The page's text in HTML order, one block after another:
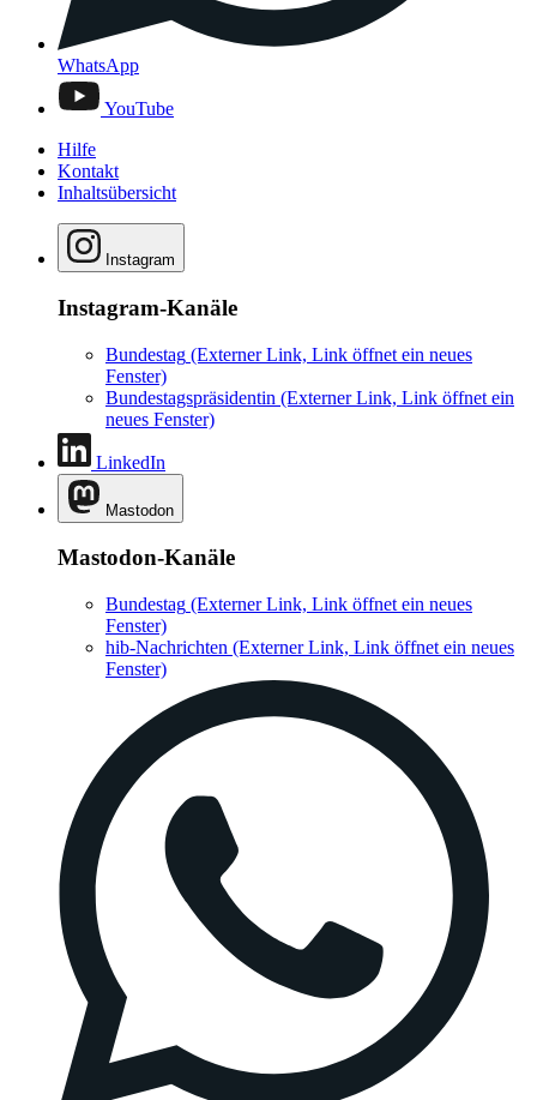
WhatsApp
YouTube
Hilfe
Kontakt
Inhaltsübersicht
Instagram
Instagram-Kanäle
Bundestag (Externer Link, Link öffnet ein neues
Fenster)
Bundestagspräsidentin (Externer Link, Link öffnet ein
neues Fenster)
LinkedIn
Mastodon
Mastodon-Kanäle
Bundestag (Externer Link, Link öffnet ein neues
Fenster)
hib-Nachrichten (Externer Link, Link öffnet ein neues
Fenster)